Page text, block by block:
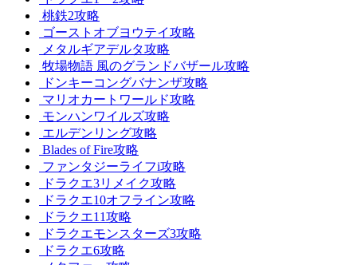
桃鉄2攻略
ゴーストオブヨウテイ攻略
メタルギアデルタ攻略
牧場物語 風のグランドバザール攻略
ドンキーコングバナンザ攻略
マリオカートワールド攻略
モンハンワイルズ攻略
エルデンリング攻略
Blades of Fire攻略
ファンタジーライフi攻略
ドラクエ3リメイク攻略
ドラクエ10オフライン攻略
ドラクエ11攻略
ドラクエモンスターズ3攻略
ドラクエ6攻略